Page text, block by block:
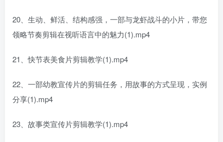
20、生动、鲜活、结构感强，一部与龙虾战斗的小片，带您
领略节奏剪辑在视听语言中的魅力(1).mp4
21、快节表美食片剪辑教学(1).mp4
22、一部幼教宣传片的剪辑任务，用故事的方式呈现，实例
分享(1).mp4
23、故事类宣传片剪辑教学(1).mp4